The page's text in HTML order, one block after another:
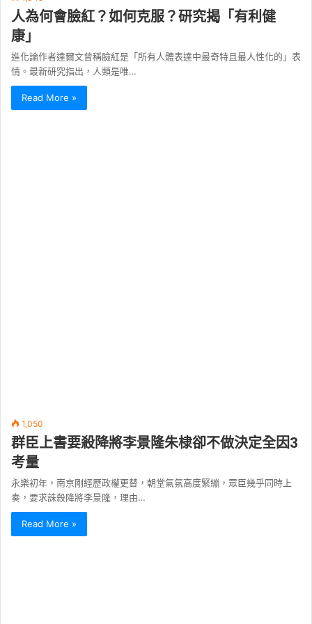
人為何會臉紅？如何克服？研究揭「有利健
康」
進化論作者達爾文曾稱臉紅是「所有人體表達中最奇特且最人性化的」表
情。最新研究指出，人類是唯…
Read More »
1,050
群臣上書要殺降將李景隆朱棣卻不做決定全因3
考量
永樂初年，南京剛經歷政權更替，朝堂氣氛高度緊繃，眾臣幾乎同時上
奏，要求誅殺降將李景隆，理由…
Read More »